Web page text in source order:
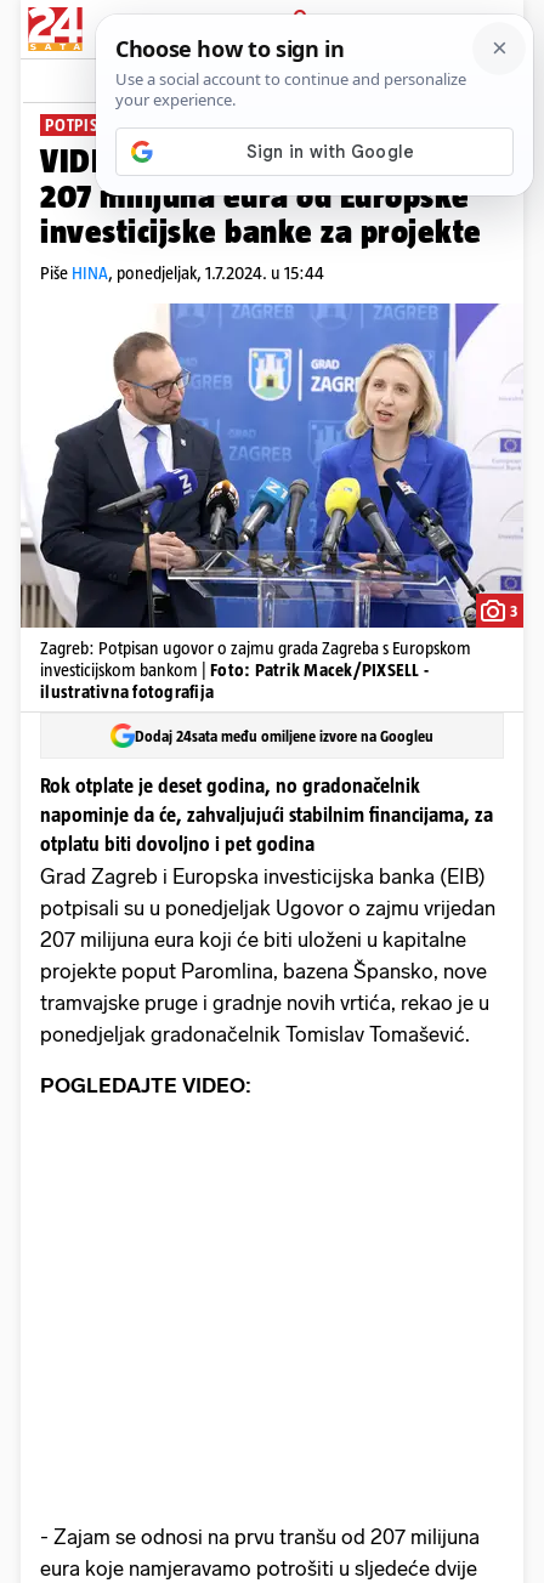
PRIJAVA
News Komentari
POTPISALI UGOVOR O ZAJMU
VIDEO Grad Zagreb je pozajmio
207 milijuna eura od Europske
investicijske banke za projekte
Piše HINA, ponedjeljak, 1.7.2024. u 15:44
3
Zagreb: Potpisan ugovor o zajmu grada Zagreba s Europskom
investicijskom bankom | Foto: Patrik Macek/PIXSELL -
ilustrativna fotografija
Dodaj 24sata među omiljene izvore na Googleu
Rok otplate je deset godina, no gradonačelnik
napominje da će, zahvaljujući stabilnim financijama, za
otplatu biti dovoljno i pet godina
Grad Zagreb i Europska investicijska banka (EIB)
potpisali su u ponedjeljak Ugovor o zajmu vrijedan
207 milijuna eura koji će biti uloženi u kapitalne
projekte poput Paromlina, bazena Špansko, nove
tramvajske pruge i gradnje novih vrtića, rekao je u
ponedjeljak gradonačelnik Tomislav Tomašević.
POGLEDAJTE VIDEO:
- Zajam se odnosi na prvu tranšu od 207 milijuna
eura koje namjeravamo potrošiti u sljedeće dvije